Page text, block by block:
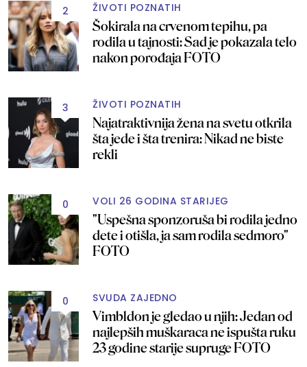
2 ŽIVOTI POZNATIH
Šokirala na crvenom tepihu, pa
rodila u tajnosti: Sad je pokazala telo
nakon porođaja FOTO
3 ŽIVOTI POZNATIH
Najatraktivnija žena na svetu otkrila
šta jede i šta trenira: Nikad ne biste
rekli
0 VOLI 26 GODINA STARIJEG
"Uspešna sponzoruša bi rodila jedno
dete i otišla, ja sam rodila sedmoro"
FOTO
0 SVUDA ZAJEDNO
Vimbldon je gledao u njih: Jedan od
najlepših muškaraca ne ispušta ruku
23 godine starije supruge FOTO